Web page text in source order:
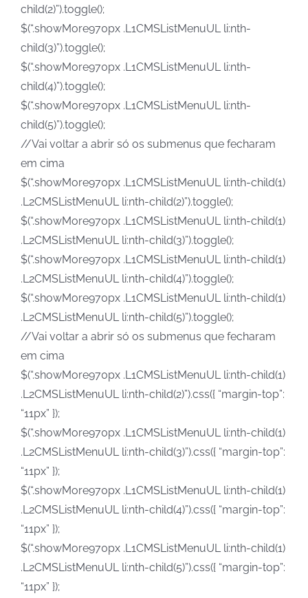
child(2)”).toggle();
$(“.showMore970px .L1CMSListMenuUL li:nth-
child(3)”).toggle();
$(“.showMore970px .L1CMSListMenuUL li:nth-
child(4)”).toggle();
$(“.showMore970px .L1CMSListMenuUL li:nth-
child(5)”).toggle();
//Vai voltar a abrir só os submenus que fecharam
em cima
$(“.showMore970px .L1CMSListMenuUL li:nth-child(1)
.L2CMSListMenuUL li:nth-child(2)”).toggle();
$(“.showMore970px .L1CMSListMenuUL li:nth-child(1)
.L2CMSListMenuUL li:nth-child(3)”).toggle();
$(“.showMore970px .L1CMSListMenuUL li:nth-child(1)
.L2CMSListMenuUL li:nth-child(4)”).toggle();
$(“.showMore970px .L1CMSListMenuUL li:nth-child(1)
.L2CMSListMenuUL li:nth-child(5)”).toggle();
//Vai voltar a abrir só os submenus que fecharam
em cima
$(“.showMore970px .L1CMSListMenuUL li:nth-child(1)
.L2CMSListMenuUL li:nth-child(2)”).css({ “margin-top”:
“11px” });
$(“.showMore970px .L1CMSListMenuUL li:nth-child(1)
.L2CMSListMenuUL li:nth-child(3)”).css({ “margin-top”:
“11px” });
$(“.showMore970px .L1CMSListMenuUL li:nth-child(1)
.L2CMSListMenuUL li:nth-child(4)”).css({ “margin-top”:
“11px” });
$(“.showMore970px .L1CMSListMenuUL li:nth-child(1)
.L2CMSListMenuUL li:nth-child(5)”).css({ “margin-top”:
“11px” });